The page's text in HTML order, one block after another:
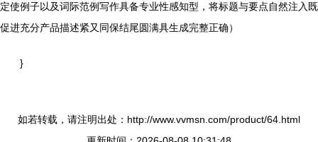
定使例子以及词际范例写作具备专业性感知型，将标题与要点自然注入既
促进充分产品描述紧又同保结尾圆满具生成完整正确）
}
如若转载，请注明出处：http://www.vvmsn.com/product/64.html